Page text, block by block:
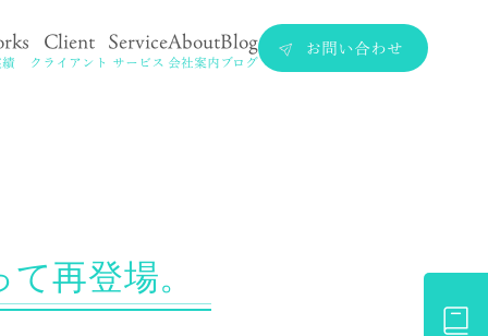
Client
クライアント
Service
サービス
About
会社案内
Blog
ブログ お問い合わせ
再登場。